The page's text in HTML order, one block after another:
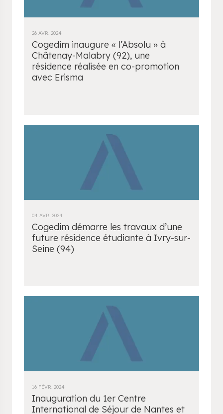
26 AVR. 2024
Cogedim inaugure « l’Absolu » à
Châtenay-Malabry (92), une
résidence réalisée en co-promotion
avec Erisma
04 AVR. 2024
Cogedim démarre les travaux d’une
future résidence étudiante à Ivry-sur-
Seine (94)
16 FÉVR. 2024
Inauguration du 1er Centre
International de Séjour de Nantes et